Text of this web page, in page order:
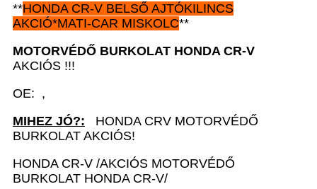
**HONDA CR-V BELSŐ AJTÓKILINCS
AKCIÓ*MATI-CAR MISKOLC**
MOTORVÉDŐ BURKOLAT HONDA CR-V
AKCIÓS !!!
OE: ,
MIHEZ JÓ?: HONDA CRV MOTORVÉDŐ
BURKOLAT AKCIÓS!
HONDA CR-V /AKCIÓS MOTORVÉDŐ
BURKOLAT HONDA CR-V/